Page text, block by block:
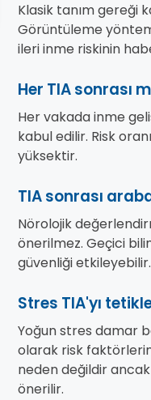
Klasik tanım gereği
Görüntüleme
ileri inme riskinin
Her TIA sonrası
Her vakada inme
kabul edilir. Risk
yüksektir.
TIA sonrası
Nörolojik
önerilmez. Geçici
güvenliği etkileyebilir.
Stres TIA'yı
Yoğun stres damar
olarak risk
neden değildir
önerilir.